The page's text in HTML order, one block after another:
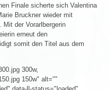
Finale sicherte sich Valentina
Bruckner wieder mit
Mit der Vorarlbergerin
erneut den
somit den Titel aus dem
300w,
150w" alt=""